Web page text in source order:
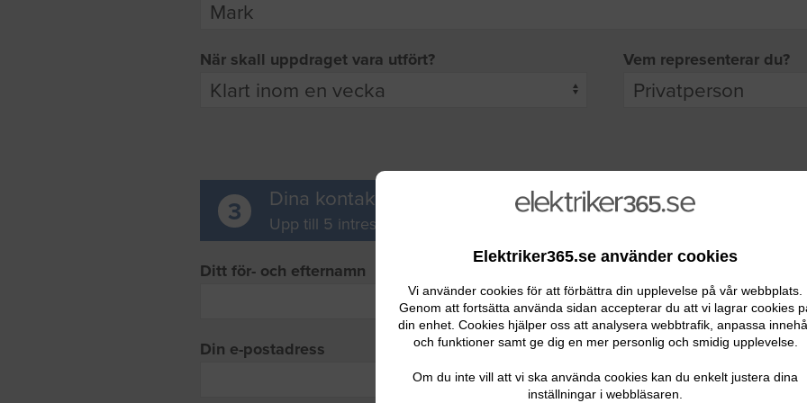
Elektriker365.se använder cookies
Vi använder cookies för att förbättra din upplevelse på vår webbplats.
Genom att fortsätta använda sidan accepterar du att vi lagrar cookies
din enhet. Cookies hjälper oss att analysera webbtrafik, anpassa
och funktioner samt ge dig en mer personlig och smidig upplevelse.
Om du inte vill att vi ska använda cookies kan du enkelt justera dina
inställningar i webbläsaren.
När skall uppdraget vara utfört? Vem representerar du?
3 Dina kontaktuppgifter
Upp till 5 intresserade leverantörer får möjlighet att ta kontakt med dig.
Ditt för- och efternamn
Din e-postadress Ditt telefonnummer